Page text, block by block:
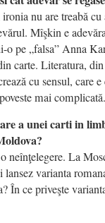
nu are treabă
Mîşkin e
o pe „falsa” Anna
carte. Literatura,
cu sensul, care
mai complicată.
a unei carti in
neînţelegere. La
varianta
În ce priveşte